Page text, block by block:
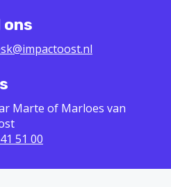
ons
Marte of Marloes van
51 00